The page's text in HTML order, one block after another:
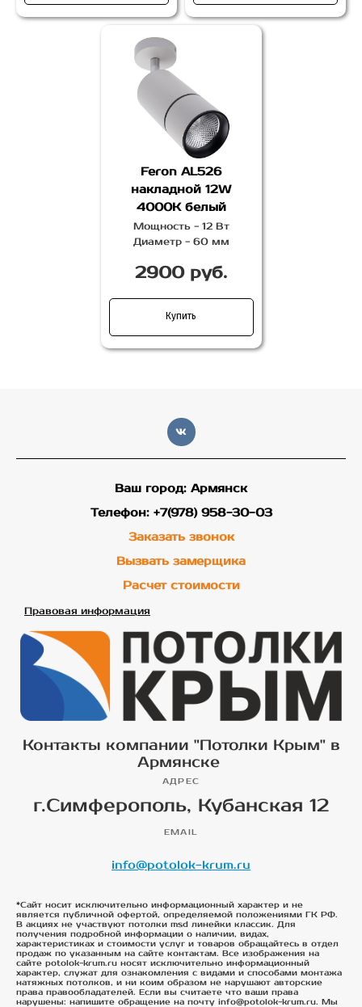
Feron AL526
накладной 12W
4000K белый
Мощность - 12 Вт
Диаметр - 60 мм
2900 руб.
Купить
Ваш город: Армянск
Телефон: +7(978) 958-30-03
Заказать звонок
Вызвать замерщика
Расчет стоимости
Правовая информация
Контакты компании "Потолки Крым" в
Армянске
АДРЕС
г.Симферополь, Кубанская 12
EMAIL
info@potolok-krum.ru
*Сайт носит исключительно информационный характер и не
является публичной офертой, определяемой положениями ГК РФ.
В акциях не участвуют потолки msd линейки классик. Для
получения подробной информации о наличии, видах,
характеристиках и стоимости услуг и товаров обращайтесь в отдел
продаж по указанным на сайте контактам. Все изображения на
сайте potolok-krum.ru носят исключительно информационный
характер, служат для ознакомления с видами и способами монтажа
натяжных потолков, и ни коим образом не нарушают авторские
права правообладателей. Если вы считаете что ваши права
нарушены: напишите обращение на почту info@potolok-krum.ru. Мы